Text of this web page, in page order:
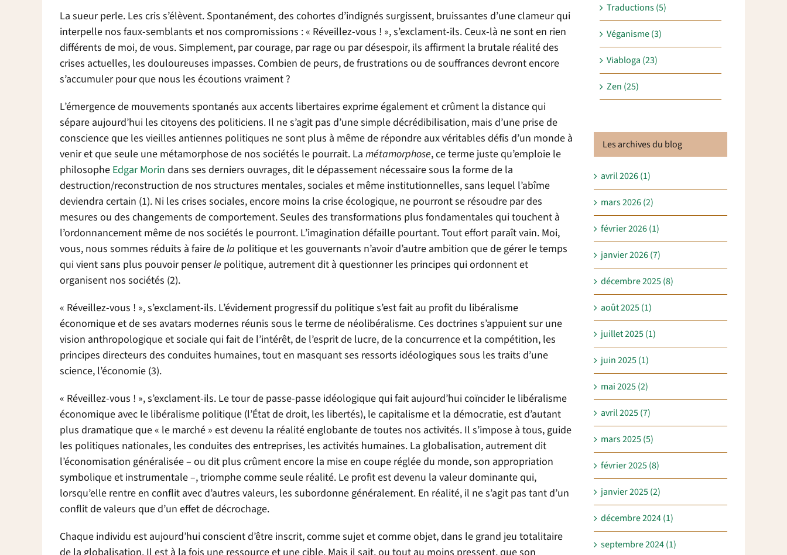
La sueur perle. Les cris s’élèvent. Spontanément, des cohortes d’indignés surgissent, bruissantes d’une clameur qui
interpelle nos faux-semblants et nos compromissions : « Réveillez-vous ! », s’exclament-ils. Ceux-là ne sont en rien
différents de moi, de vous. Simplement, par courage, par rage ou par désespoir, ils affirment la brutale réalité des
crises actuelles, les douloureuses impasses. Combien de peurs, de frustrations ou de souffrances devront encore
s’accumuler pour que nous les écoutions vraiment ?
L’émergence de mouvements spontanés aux accents libertaires exprime également et crûment la distance qui
sépare aujourd’hui les citoyens des politiciens. Il ne s’agit pas d’une simple décrédibilisation, mais d’une prise de
conscience que les vieilles antiennes politiques ne sont plus à même de répondre aux véritables défis d’un monde à
venir et que seule une métamorphose de nos sociétés le pourrait. La métamorphose, ce terme juste qu’emploie le
philosophe Edgar Morin dans ses derniers ouvrages, dit le dépassement nécessaire sous la forme de la
destruction/reconstruction de nos structures mentales, sociales et même institutionnelles, sans lequel l’abîme
deviendra certain (1). Ni les crises sociales, encore moins la crise écologique, ne pourront se résoudre par des
mesures ou des changements de comportement. Seules des transformations plus fondamentales qui touchent à
l’ordonnancement même de nos sociétés le pourront. L’imagination défaille pourtant. Tout effort paraît vain. Moi,
vous, nous sommes réduits à faire dela politique et les gouvernants n’avoir d’autre ambition que de gérer le temps
qui vient sans plus pouvoir penserle politique, autrement dit à questionner les principes qui ordonnent et
organisent nos sociétés (2).
« Réveillez-vous ! », s’exclament-ils. L’évidement progressif du politique s’est fait au profit du libéralisme
économique et de ses avatars modernes réunis sous le terme de néolibéralisme. Ces doctrines s’appuient sur une
vision anthropologique et sociale qui fait de l’intérêt, de l’esprit de lucre, de la concurrence et la compétition, les
principes directeurs des conduites humaines, tout en masquant ses ressorts idéologiques sous les traits d’une
science, l’économie (3).
« Réveillez-vous ! », s’exclament-ils. Le tour de passe-passe idéologique qui fait aujourd’hui coïncider le libéralisme
économique avec le libéralisme politique (l’État de droit, les libertés), le capitalisme et la démocratie, est d’autant
plus dramatique que « le marché » est devenu la réalité englobante de toutes nos activités. Il s’impose à tous, guide
les politiques nationales, les conduites des entreprises, les activités humaines. La globalisation, autrement dit
l’économisation généralisée – ou dit plus crûment encore la mise en coupe réglée du monde, son appropriation
symbolique et instrumentale –, triomphe comme seule réalité. Le profit est devenu la valeur dominante qui,
lorsqu’elle rentre en conflit avec d’autres valeurs, les subordonne généralement. En réalité, il ne s’agit pas tant d’un
conflit de valeurs que d’un effet de décrochage.
Chaque individu est aujourd’hui conscient d’être inscrit, comme sujet et comme objet, dans le grand jeu totalitaire
Traductions (5)
Véganisme (3)
Viabloga (23)
Zen (25)
Les archives du blog
avril 2026 (1)
mars 2026 (2)
février 2026 (1)
janvier 2026 (7)
décembre 2025 (8)
août 2025 (1)
juillet 2025 (1)
juin 2025 (1)
mai 2025 (2)
avril 2025 (7)
mars 2025 (5)
février 2025 (8)
janvier 2025 (2)
décembre 2024 (1)
septembre 2024 (1)